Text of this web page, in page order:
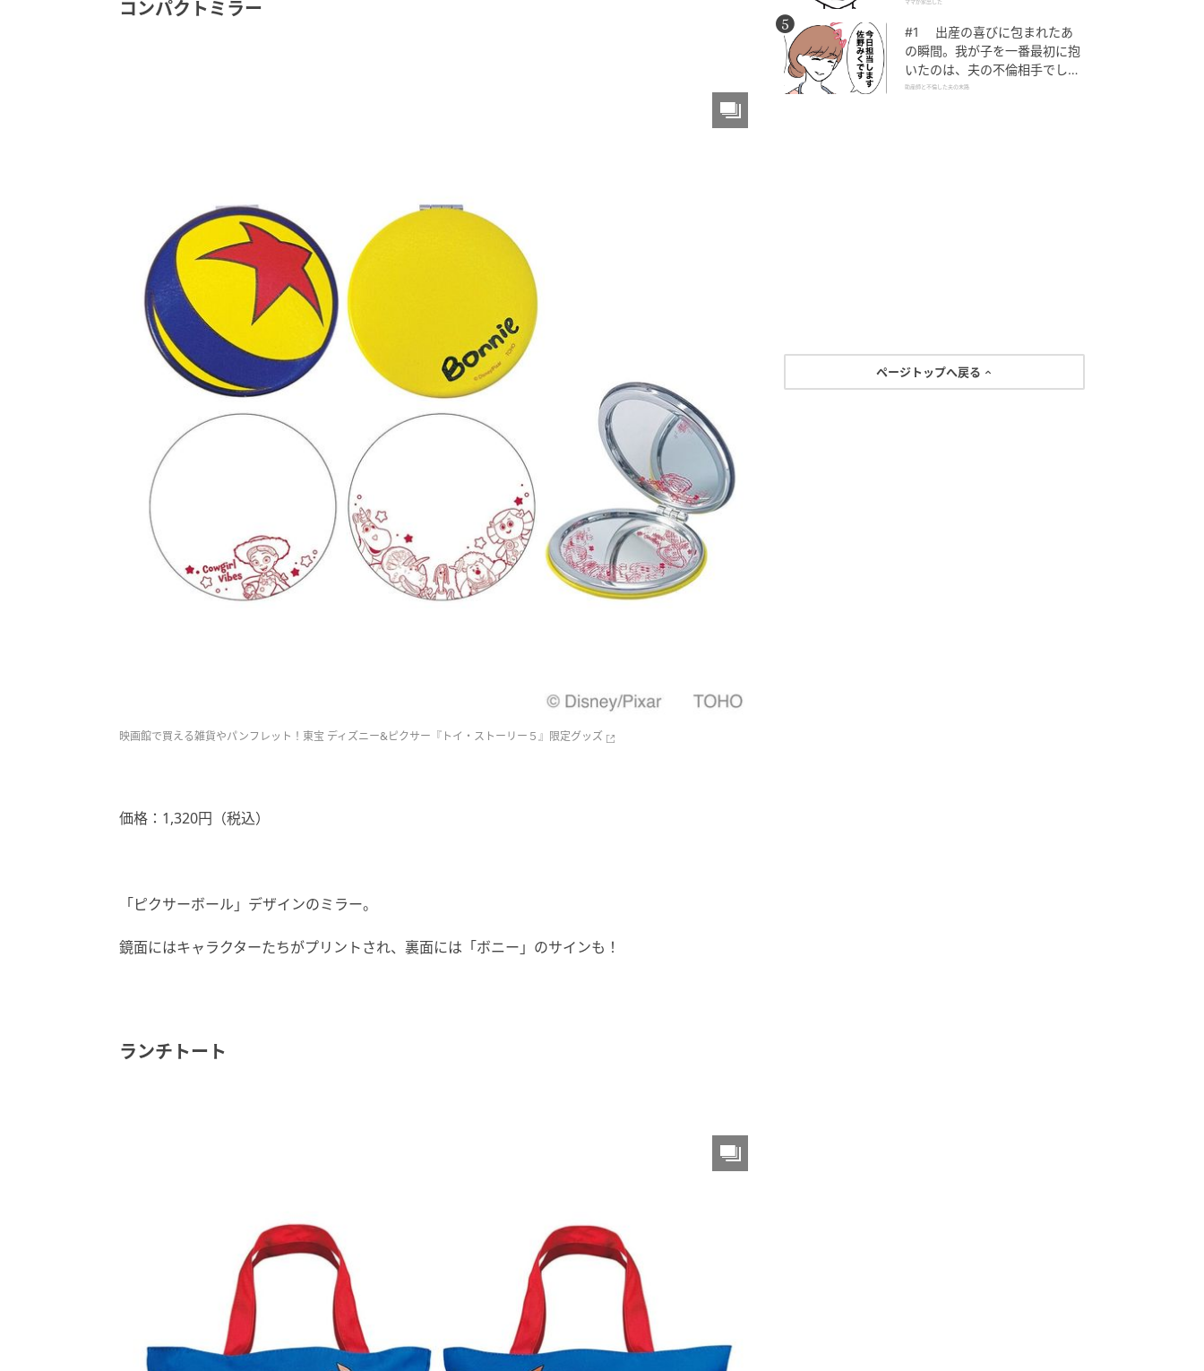
コンパクトミラー
映画館で買える雑貨やパンフレット！東宝 ディズニー&ピクサー『トイ・ストーリー５』限定グッズ
価格：1,320円（税込）
「ピクサーボール」デザインのミラー。
鏡面にはキャラクターたちがプリントされ、裏面には「ボニー」のサインも！
ランチトート
ママが家出した
#1 出産の喜びに包まれたあ
の瞬間。我が子を一番最初に抱
いたのは、夫の不倫相手でし
た。
助産師と不倫した夫の末路
ページトップへ戻る